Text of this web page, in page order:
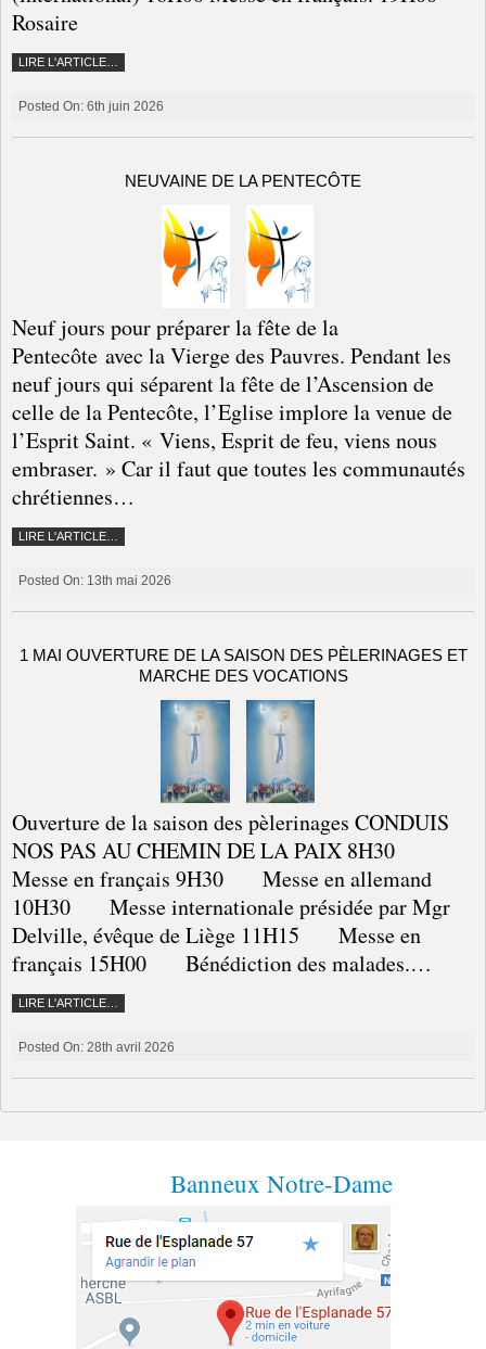
------------------------
------------------------
Calendrier
Plan du sanctuaire